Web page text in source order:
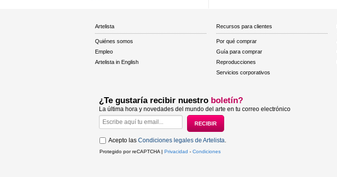
Artelista
Quiénes somos
Empleo
Artelista in English
Recursos para clientes
Por qué comprar
Guía para comprar
Reproducciones
Servicios corporativos
¿Te gustaría recibir nuestro boletín?
La última hora y novedades del mundo del arte en tu correo electrónico
Acepto las Condiciones legales de Artelista.
Protegido por reCAPTCHA | Privacidad - Condiciones